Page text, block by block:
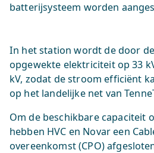
batterijsysteem worden
In het station wordt de door
opgewekte elektriciteit op 33
kV, zodat de stroom efficiënt
op het landelijke net van
Om de beschikbare capaciteit
hebben HVC en Novar een
overeenkomst (CPO)